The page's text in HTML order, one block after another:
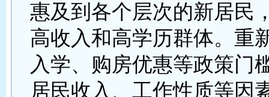
惠及到各个层次的新居民
高收入和高学历群体。重
入学、购房优惠等政策门
居民收入、工作性质等因